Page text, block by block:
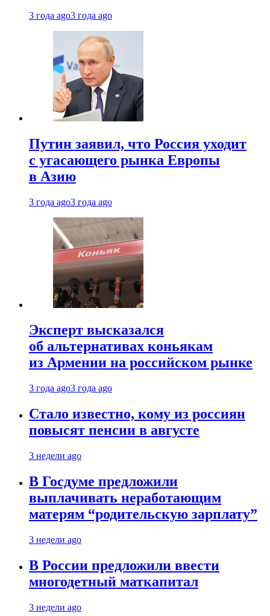
3 года ago3 года ago
Путин заявил, что Россия уходит
с угасающего рынка Европы
в Азию
3 года ago3 года ago
Эксперт высказался
об альтернативах коньякам
из Армении на российском рынке
3 года ago3 года ago
Стало известно, кому из россиян
повысят пенсии в августе
3 недели ago
В Госдуме предложили
выплачивать неработающим
матерям “родительскую зарплату”
3 недели ago
В России предложили ввести
многодетный маткапитал
3 недели ago